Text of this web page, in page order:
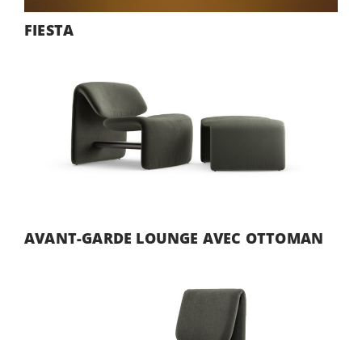
FIESTA
AVANT-GARDE LOUNGE AVEC OTTOMAN